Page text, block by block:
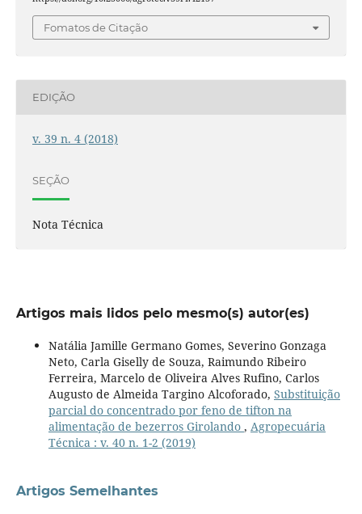
Fomatos de Citação
EDIÇÃO
v. 39 n. 4 (2018)
SEÇÃO
Nota Técnica
Artigos mais lidos pelo mesmo(s) autor(es)
Natália Jamille Germano Gomes, Severino Gonzaga
Neto, Carla Giselly de Souza, Raimundo Ribeiro
Ferreira, Marcelo de Oliveira Alves Rufino, Carlos
Augusto de Almeida Targino Alcoforado, Substituição
parcial do concentrado por feno de tifton na
alimentação de bezerros Girolando , Agropecuária
Técnica : v. 40 n. 1-2 (2019)
Artigos Semelhantes